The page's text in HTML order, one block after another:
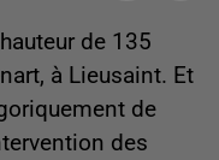
de 135
à Lieusaint. Et
de
des